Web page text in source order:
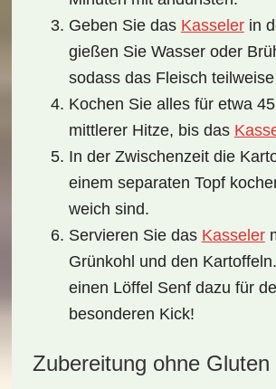
Geben Sie das Kasselerin
gießen Sie Wasser oder
sodass das Fleisch
Kochen Sie alles für etwa
mittlerer Hitze, bis das
In der Zwischenzeit die
einem separaten Topf
weich sind.
Servieren Sie das Kasseler
Grünkohl und den
einen Löffel Senf dazu für
besonderen Kick!
Zubereitung ohne